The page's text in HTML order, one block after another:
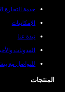
خدمة التجارة
الإمكانيات
نبذة عنا
المدونات والأخبار
للتواصل مع ييشنغ